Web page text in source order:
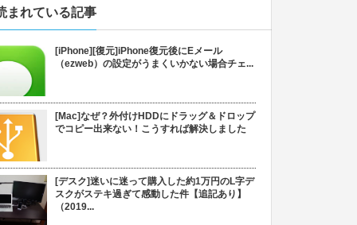
まれている記事
[iPhone][復元]iPhone復元後にEメール
（ezweb）の設定がうまくいかない場合チェ...
[Mac]なぜ？外付けHDDにドラッグ＆ドロップ
でコピー出来ない！こうすれば解決しました
[デスク]迷いに迷って購入した約1万円のL字デ
スクがステキ過ぎて感動した件【追記あり】
（2019...